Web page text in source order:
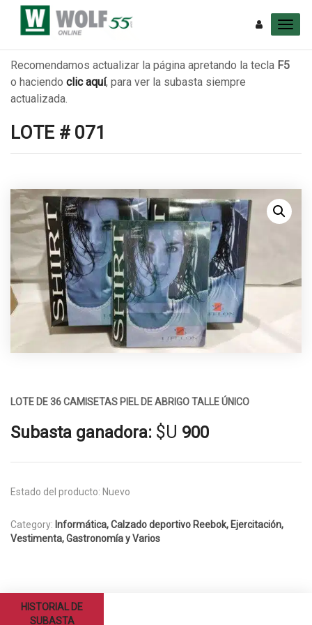
Recomendamos actualizar la página apretando la tecla F5
o haciendo clic aquí, para ver la subasta siempre
actualizada.
LOTE # 071
LOTE DE 36 CAMISETAS PIEL DE ABRIGO TALLE ÚNICO
Subasta ganadora: $U 900
Estado del producto: Nuevo
Category: Informática, Calzado deportivo Reebok, Ejercitación,
Vestimenta, Gastronomía y Varios
HISTORIAL DE
SUBASTA